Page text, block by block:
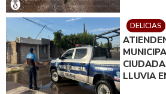
DELICIAS
LLUVIA